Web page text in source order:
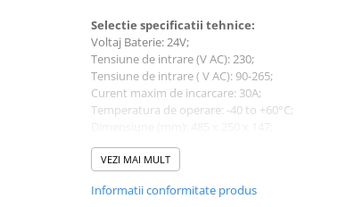
Selectie specificatii tehnice:
Voltaj Baterie: 24V;
Tensiune de intrare (V AC): 230;
Tensiune de intrare ( V AC): 90-265;
Curent maxim de incarcare: 30A;
Temperatura de operare: -40 to +60°C;
Greutate (Kg): 6;
VEZI MAI MULT
Informatii conformitate produs